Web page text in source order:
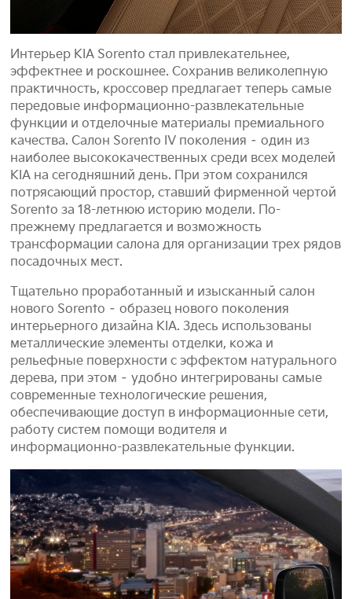
Интерьер KIA Sorento стал привлекательнее,
эффектнее и роскошнее. Сохранив великолепную
практичность, кроссовер предлагает теперь самые
передовые информационно-развлекательные
функции и отделочные материалы премиального
качества. Салон Sorento IV поколения – один из
наиболее высококачественных среди всех моделей
KIA на сегодняшний день. При этом сохранился
потрясающий простор, ставший фирменной чертой
Sorento за 18-летнюю историю модели. По-
прежнему предлагается и возможность
трансформации салона для организации трех рядов
посадочных мест.
Тщательно проработанный и изысканный салон
нового Sorento – образец нового поколения
интерьерного дизайна KIA. Здесь использованы
металлические элементы отделки, кожа и
рельефные поверхности с эффектом натурального
дерева, при этом – удобно интегрированы самые
современные технологические решения,
обеспечивающие доступ в информационные сети,
работу систем помощи водителя и
информационно-развлекательные функции.